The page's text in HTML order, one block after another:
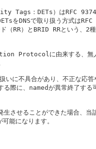
Tags：DETs）はRFC 9374
をDNSで取り扱う方式はRFC
（RR）とBRID RRという、2
Protocolに由来する、無
に不具合があり、不正な応答
る際に、namedが異常終了する
させることができた場合、当
能になります。